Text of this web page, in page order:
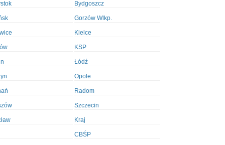
Bydgoszcz
Gorzów Wlkp.
Kielce
KSP
Łódź
Opole
Radom
Szczecin
Kraj
CBŚP